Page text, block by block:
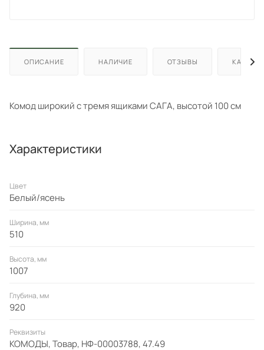
ОПИСАНИЕ НАЛИЧИЕ ОТЗЫВЫ КАК
Комод широкий с тремя ящиками САГА, высотой 100 см
Характеристики
Цвет
Белый/ясень
Ширина, мм
510
Высота, мм
1007
Глубина, мм
920
Реквизиты
КОМОДЫ, Товар, НФ-00003788, 47.49